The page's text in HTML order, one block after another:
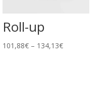
Roll-up
101,88€ – 134,13€